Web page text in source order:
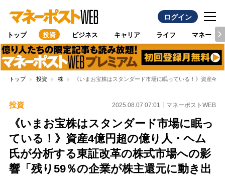
ログイン
トップ 投資 ビジネス キャリア ライフ マネー
トップ 投資 株 《いまお宝株はスタンダード市場に眠っている！》資産4
投資 2025.08.07 07:01 マネーポストWEB
《いまお宝株はスタンダード市場に眠っ
ている！》資産4億円超の億り人・ヘム
氏が分析する東証改革の株式市場への影
響「残り59％の企業が株主還元に動き出